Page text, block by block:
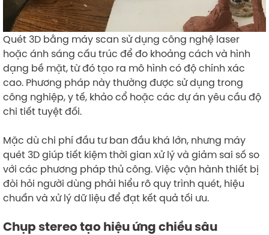
Quét 3D bằng máy scan sử dụng công nghệ laser
hoặc ánh sáng cấu trúc để đo khoảng cách và hình
dạng bề mặt, từ đó tạo ra mô hình có độ chính xác
cao. Phương pháp này thường được sử dụng trong
công nghiệp, y tế, khảo cổ hoặc các dự án yêu cầu độ
chi tiết tuyệt đối.
Mặc dù chi phí đầu tư ban đầu khá lớn, nhưng máy
quét 3D giúp tiết kiệm thời gian xử lý và giảm sai số so
với các phương pháp thủ công. Việc vận hành thiết bị
đòi hỏi người dùng phải hiểu rõ quy trình quét, hiệu
chuẩn và xử lý dữ liệu để đạt kết quả tối ưu.
Chụp stereo tạo hiệu ứng chiều sâu